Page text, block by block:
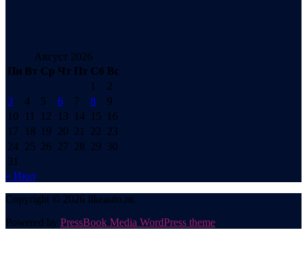
Август 2026
Пн Вт Ср Чт Пт Сб Вс
1
2
3
4 5 6 7 8
9
10
11 12 13 14 15
16
17
18 19 20 21 22 23
24 25 26 27 28 29 30
31
« Июл
Copyright © 2026 likeauto.ru.
Powered by PressBook Media WordPress theme